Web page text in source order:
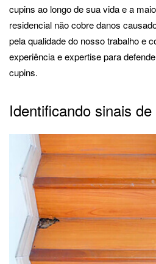
cupins ao longo de sua vida e a
residencial não cobre danos
pela qualidade do nosso trabalho e
experiência e expertise para
cupins.
Identificando sinais